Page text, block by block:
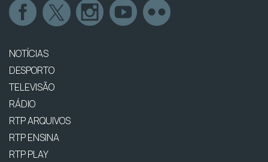
NOTÍCIAS
DESPORTO
TELEVISÃO
RÁDIO
RTP ARQUIVOS
RTP ENSINA
RTP PLAY